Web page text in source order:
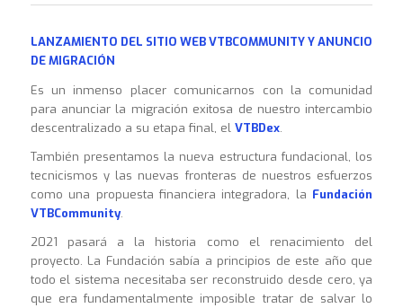
LANZAMIENTO DEL SITIO WEB VTBCOMMUNITY Y ANUNCIO
DE MIGRACIÓN
Es un inmenso placer comunicarnos con la comunidad
para anunciar la migración exitosa de nuestro intercambio
descentralizado a su etapa final, el VTBDex.
También presentamos la nueva estructura fundacional, los
tecnicismos y las nuevas fronteras de nuestros esfuerzos
como una propuesta financiera integradora, la Fundación
VTBCommunity.
2021 pasará a la historia como el renacimiento del
proyecto. La Fundación sabía a principios de este año que
todo el sistema necesitaba ser reconstruido desde cero, ya
que era fundamentalmente imposible tratar de salvar lo